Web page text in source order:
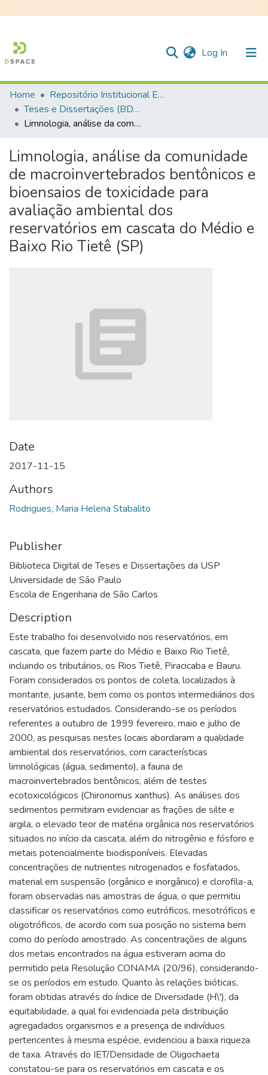
Log In (current)
Communities & Collections
All of DSpace
Statistics
Home
Repositório Institucional EESC
Teses e Dissertações (BDTD USP)
Limnologia, análise da comunidade de macroinvertebrados bentônicos e bioensaios de toxicidade para avaliação ambiental dos reservatórios em cascata do Médio e Baixo Rio Tietê (SP)
Limnologia, análise da comunidade
de macroinvertebrados bentônicos e
bioensaios de toxicidade para
avaliação ambiental dos
reservatórios em cascata do Médio e
Baixo Rio Tietê (SP)
Date
2017-11-15
Authors
Rodrigues, Maria Helena Stabalito
Publisher
Biblioteca Digital de Teses e Dissertações da USP
Universidade de São Paulo
Escola de Engenharia de São Carlos
Description
Este trabalho foi desenvolvido nos reservatórios, em
cascata, que fazem parte do Médio e Baixo Rio Tietê,
incluindo os tributários, os Rios Tietê, Piracicaba e Bauru.
Foram considerados os pontos de coleta, localizados à
montante, jusante, bem como os pontos intermediários dos
reservatórios estudados. Considerando-se os períodos
referentes a outubro de 1999 fevereiro, maio e julho de
2000, as pesquisas nestes locais abordaram a qualidade
ambiental dos reservatórios, com características
limnológicas (água, sedimento), a fauna de
macroinvertebrados bentônicos, além de testes
ecotoxicológicos (Chironomus xanthus). As análises dos
sedimentos permitiram evidenciar as frações de silte e
argila, o elevado teor de matéria orgânica nos reservatórios
situados no início da cascata, além do nitrogênio e fósforo e
metais potencialmente biodisponíveis. Elevadas
concentrações de nutrientes nitrogenados e fosfatados,
material em suspensão (orgânico e inorgânico) e clorofila-a,
foram observadas nas amostras de água, o que permitiu
classificar os reservatórios como eutróficos, mesotróficos e
oligotróficos, de acordo com sua posição no sistema bem
como do período amostrado. As concentrações de alguns
dos metais encontrados na água estiveram acima do
permitido pela Resolução CONAMA (20/96), considerando-
se os períodos em estudo. Quanto às relações bióticas,
foram obtidas através do índice de Diversidade (H\'), da
equitabilidade, a qual foi evidenciada pela distribuição
agregadados organismos e a presença de indivíduos
pertencentes à mesma espécie, evidenciou a baixa riqueza
de taxa. Através do IET/Densidade de Oligochaeta
constatou-se para os reservatórios em cascata e os